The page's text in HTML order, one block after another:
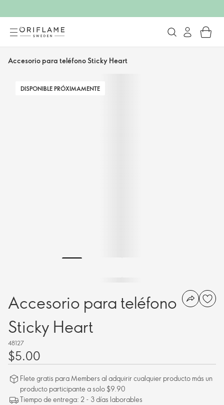
Accesorio para teléfono Sticky Heart
DISPONIBLE PRÓXIMAMENTE
Accesorio para teléfono
Sticky Heart
48127
$5.00
Flete gratis para Members al adquirir cualquier producto más un
producto participante a solo $9.90
Tiempo de entrega: 2 - 3 días laborables